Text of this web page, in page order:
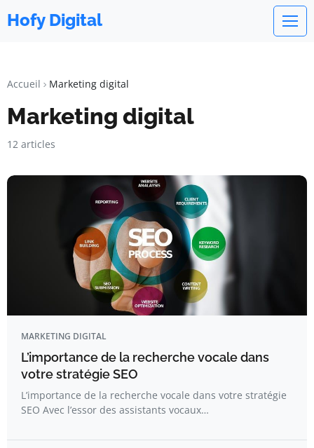
Hofy Digital
Accueil Marketing digital
Marketing digital
12 articles
MARKETING DIGITAL
L’importance de la recherche vocale dans
votre stratégie SEO
L’importance de la recherche vocale dans votre stratégie
SEO Avec l’essor des assistants vocaux…